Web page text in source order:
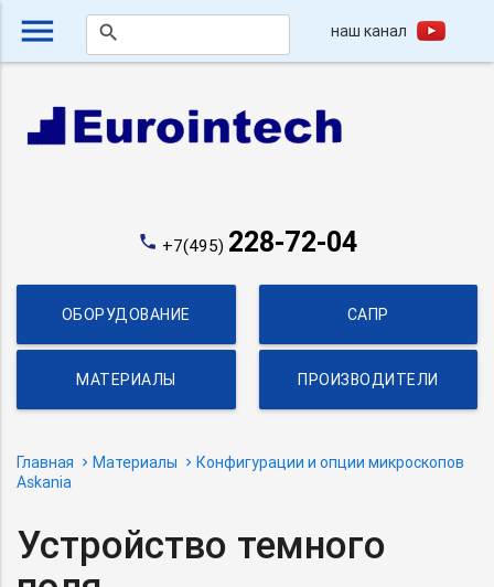
menu search наш канал
phone +7(495) 228-72-04
ОБОРУДОВАНИЕ САПР
МАТЕРИАЛЫ ПРОИЗВОДИТЕЛИ
Главная Материалы
Конфигурации и опции микроскопов
Askania
Устройство темного